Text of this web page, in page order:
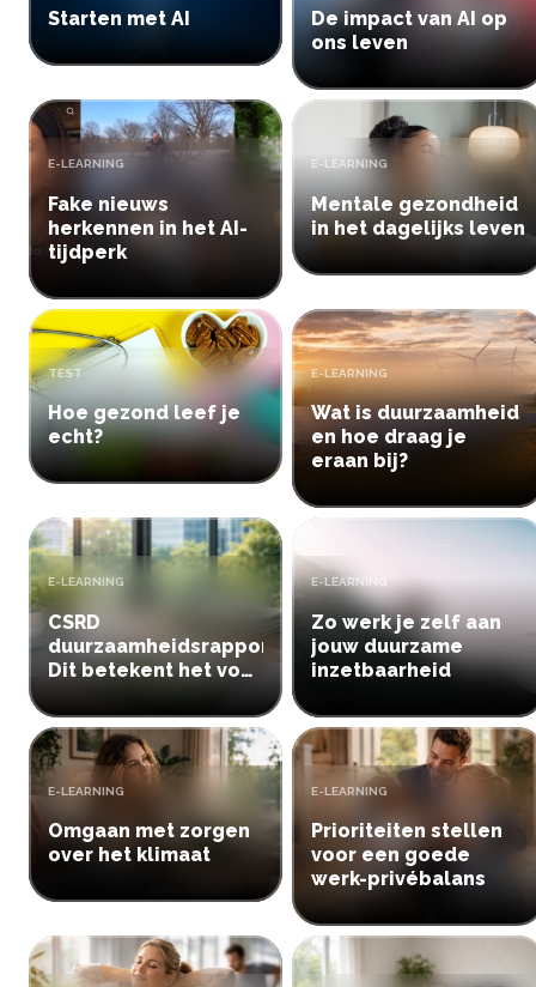
Starten met AI
De impact van AI op
ons leven
Fake nieuws
herkennen in het AI-
tijdperk
TYPE:
E-LEARNING
Mentale gezondheid
in het dagelijks leven
TYPE:
E-LEARNING
Hoe gezond leef je
echt?
TYPE:
TEST
Wat is duurzaamheid
en hoe draag je
eraan bij?
TYPE:
E-LEARNING
CSRD
duurzaamheidsrapportage:
Dit betekent het voor
TYPE:
E-LEARNING
Zo werk je zelf aan
jouw duurzame
inzetbaarheid
TYPE:
E-LEARNING
Omgaan met zorgen
over het klimaat
TYPE:
E-LEARNING
Prioriteiten stellen
voor een goede
werk-privébalans
TYPE:
E-LEARNING